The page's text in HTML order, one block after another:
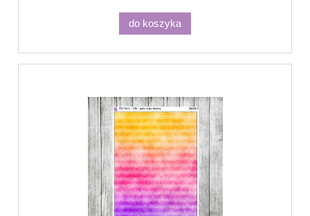
do koszyka